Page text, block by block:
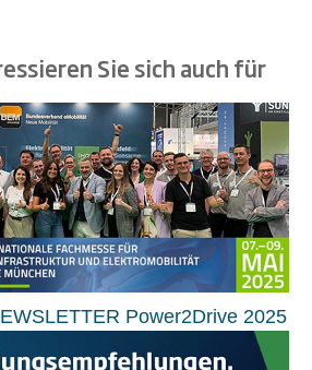
Sie sich auch für
Power2Drive 2025